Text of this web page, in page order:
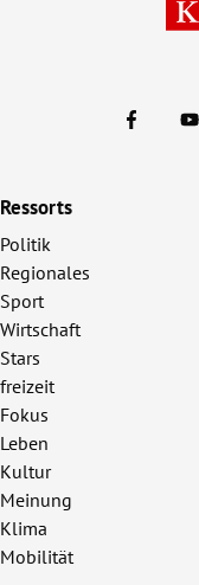
Ressorts
Politik
Regionales
Sport
Wirtschaft
Stars
freizeit
Fokus
Leben
Kultur
Meinung
Klima
Mobilität